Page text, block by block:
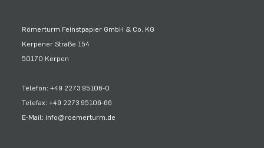
Römerturm Feinstpapier GmbH & Co. KG
Kerpener Straße 154
50170 Kerpen
Telefon: +49 2273 95106-0
Telefax: +49 2273 95106-66
E-Mail: info@roemerturm.de